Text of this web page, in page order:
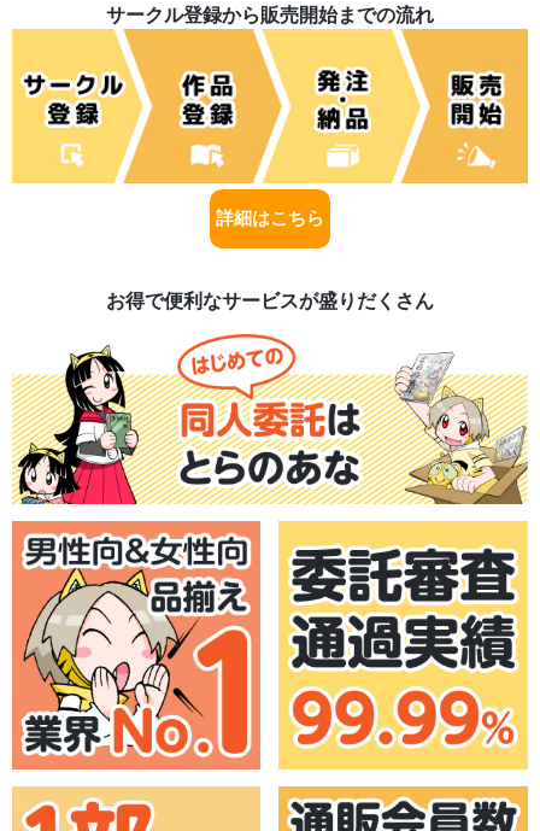
サークル登録から販売開始までの流れ
詳細はこちら
お得で便利なサービスが盛りだくさん